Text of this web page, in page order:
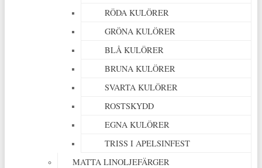
RÖDA KULÖRER
GRÖNA KULÖRER
BLÅ KULÖRER
BRUNA KULÖRER
SVARTA KULÖRER
ROSTSKYDD
EGNA KULÖRER
TRISS I APELSINFEST
MATTA LINOLJEFÄRGER